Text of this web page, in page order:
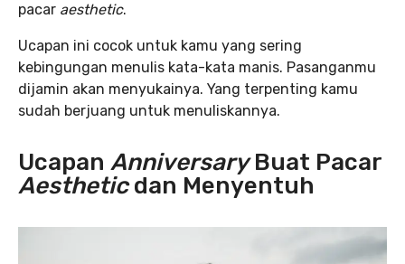
pacar aesthetic.
Ucapan ini cocok untuk kamu yang sering
kebingungan menulis kata-kata manis. Pasanganmu
dijamin akan menyukainya. Yang terpenting kamu
sudah berjuang untuk menuliskannya.
Ucapan AnniversaryBuat Pacar
Aestheticdan Menyentuh